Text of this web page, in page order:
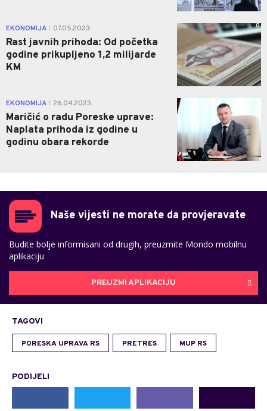
EKONOMIJA 07.05.2023.
Rast javnih prihoda: Od početka
godine prikupljeno 1,2 milijarde
KM
0
EKONOMIJA 26.04.2023.
Maričić o radu Poreske uprave:
Naplata prihoda iz godine u
godinu obara rekorde
Naše vijesti ne morate da provjeravate
Budite bolje informisani od drugih, preuzmite Mondo mobilnu
aplikaciju
PREUZMI APLIKACIJU
TAGOVI
PORESKA UPRAVA RS PRETRES MUP RS
PODIJELI